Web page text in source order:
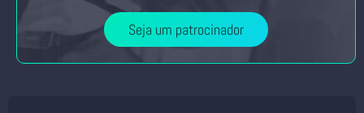
Seja um patrocinador